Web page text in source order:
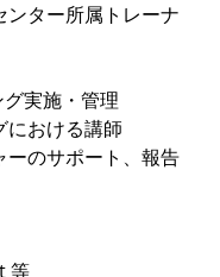
ンター所属トレーナ
実施・管理
における講師
ーのサポート、報告
等